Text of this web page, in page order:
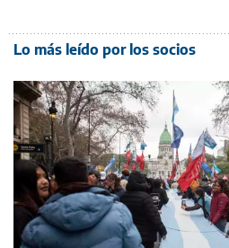
Lo más leído por los socios